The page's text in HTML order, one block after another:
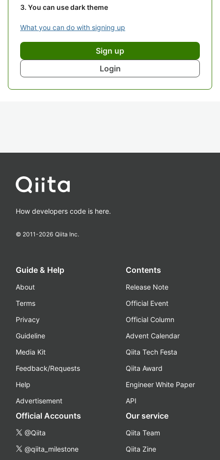
You can use dark theme
What you can do with signing up
Sign up
Login
How developers code is here.
© 2011-2026 Qiita Inc.
Guide & Help
About
Terms
Privacy
Guideline
Media Kit
Feedback/Requests
Help
Advertisement
Contents
Release Note
Official Event
Official Column
Advent Calendar
Qiita Tech Festa
Qiita Award
Engineer White Paper
API
Official Accounts
@Qiita
@qiita_milestone
Our service
Qiita Team
Qiita Zine